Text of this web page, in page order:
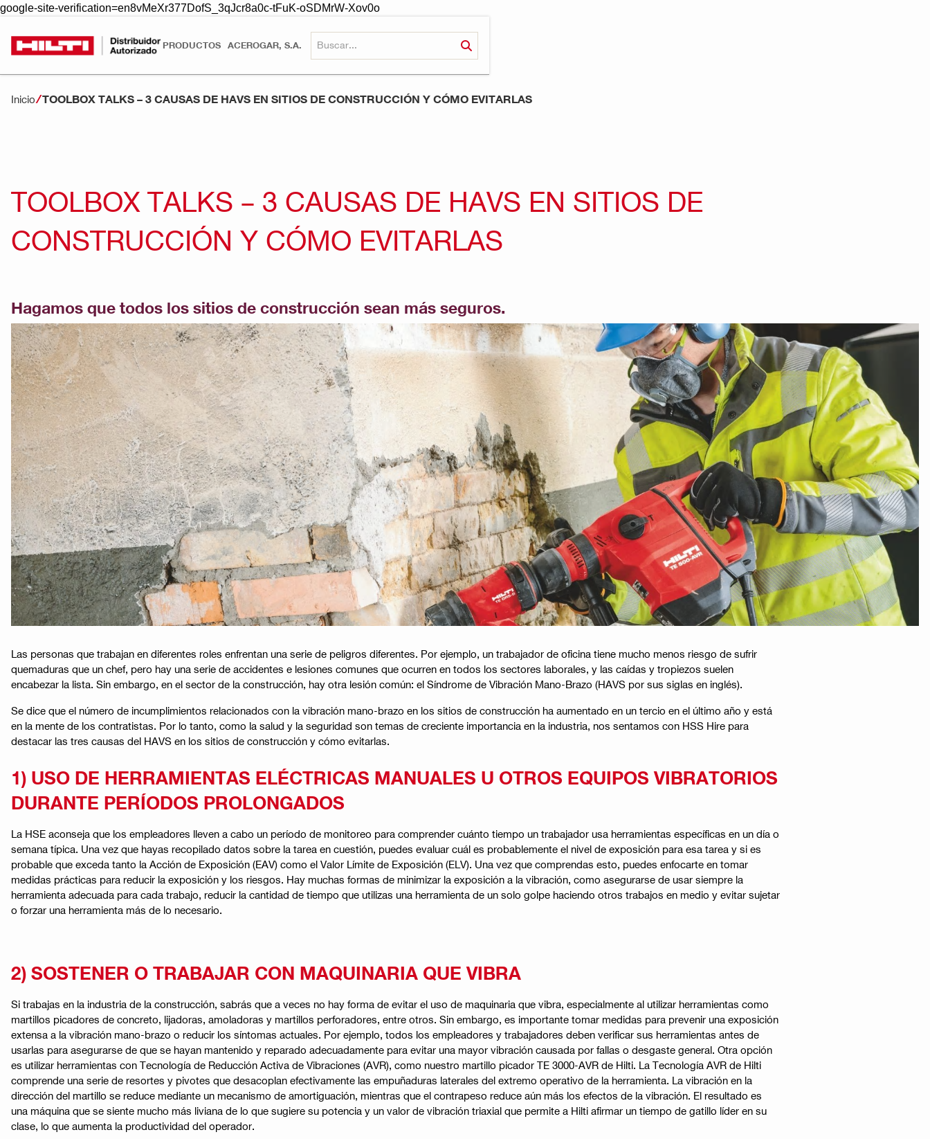
google-site-verification=en8vMeXr377DofS_3qJcr8a0c-tFuK-oSDMrW-Xov0o
PRODUCTOS ACEROGAR, S.A.
Inicio TOOLBOX TALKS – 3 CAUSAS DE HAVS EN SITIOS DE CONSTRUCCIÓN Y CÓMO EVITARLAS
TOOLBOX TALKS – 3 CAUSAS DE HAVS EN SITIOS DE
CONSTRUCCIÓN Y CÓMO EVITARLAS
Hagamos que todos los sitios de construcción sean más seguros.
Las personas que trabajan en diferentes roles enfrentan una serie de peligros diferentes. Por ejemplo, un trabajador de oficina tiene mucho menos riesgo de sufrir
quemaduras que un chef, pero hay una serie de accidentes e lesiones comunes que ocurren en todos los sectores laborales, y las caídas y tropiezos suelen
encabezar la lista. Sin embargo, en el sector de la construcción, hay otra lesión común: el Síndrome de Vibración Mano-Brazo (HAVS por sus siglas en inglés).
Se dice que el número de incumplimientos relacionados con la vibración mano-brazo en los sitios de construcción ha aumentado en un tercio en el último año y está
en la mente de los contratistas. Por lo tanto, como la salud y la seguridad son temas de creciente importancia en la industria, nos sentamos con HSS Hire para
destacar las tres causas del HAVS en los sitios de construcción y cómo evitarlas.
1) USO DE HERRAMIENTAS ELÉCTRICAS MANUALES U OTROS EQUIPOS VIBRATORIOS
DURANTE PERÍODOS PROLONGADOS
La HSE aconseja que los empleadores lleven a cabo un período de monitoreo para comprender cuánto tiempo un trabajador usa herramientas específicas en un día o
semana típica. Una vez que hayas recopilado datos sobre la tarea en cuestión, puedes evaluar cuál es probablemente el nivel de exposición para esa tarea y si es
probable que exceda tanto la Acción de Exposición (EAV) como el Valor Límite de Exposición (ELV). Una vez que comprendas esto, puedes enfocarte en tomar
medidas prácticas para reducir la exposición y los riesgos. Hay muchas formas de minimizar la exposición a la vibración, como asegurarse de usar siempre la
herramienta adecuada para cada trabajo, reducir la cantidad de tiempo que utilizas una herramienta de un solo golpe haciendo otros trabajos en medio y evitar sujetar
o forzar una herramienta más de lo necesario.
2) SOSTENER O TRABAJAR CON MAQUINARIA QUE VIBRA
Si trabajas en la industria de la construcción, sabrás que a veces no hay forma de evitar el uso de maquinaria que vibra, especialmente al utilizar herramientas como
martillos picadores de concreto, lijadoras, amoladoras y martillos perforadores, entre otros. Sin embargo, es importante tomar medidas para prevenir una exposición
extensa a la vibración mano-brazo o reducir los síntomas actuales. Por ejemplo, todos los empleadores y trabajadores deben verificar sus herramientas antes de
usarlas para asegurarse de que se hayan mantenido y reparado adecuadamente para evitar una mayor vibración causada por fallas o desgaste general. Otra opción
es utilizar herramientas con Tecnología de Reducción Activa de Vibraciones (AVR), como nuestro martillo picador TE 3000-AVR de Hilti. La Tecnología AVR de Hilti
comprende una serie de resortes y pivotes que desacoplan efectivamente las empuñaduras laterales del extremo operativo de la herramienta. La vibración en la
dirección del martillo se reduce mediante un mecanismo de amortiguación, mientras que el contrapeso reduce aún más los efectos de la vibración. El resultado es
una máquina que se siente mucho más liviana de lo que sugiere su potencia y un valor de vibración triaxial que permite a Hilti afirmar un tiempo de gatillo líder en su
clase, lo que aumenta la productividad del operador.